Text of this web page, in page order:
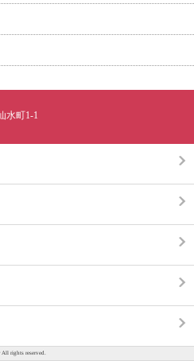
水町1-1
rights reserved.